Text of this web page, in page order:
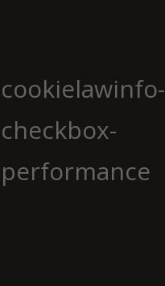
cookielawinfo-
checkbox-
performance